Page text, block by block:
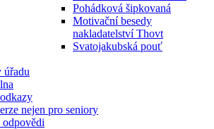
Pohádková šipkovaná
Motivační besedy
nakladatelství Thovt
Svatojakubská pouť
úřadu
nejen pro seniory